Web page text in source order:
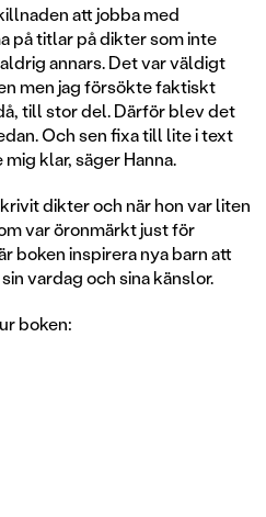
att jobba med
på titlar på dikter som inte
annars. Det var väldigt
men jag försökte faktiskt
till stor del. Därför blev det
Och sen fixa till lite i text
klar, säger Hanna.
dikter och när hon var liten
var öronmärkt just för
boken inspirera nya barn att
vardag och sina känslor.
boken: